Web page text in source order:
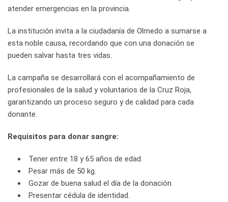
atender emergencias en la provincia.
La institución invita a la ciudadanía de Olmedo a sumarse a
esta noble causa, recordando que con una donación se
pueden salvar hasta tres vidas.
La campaña se desarrollará con el acompañamiento de
profesionales de la salud y voluntarios de la Cruz Roja,
garantizando un proceso seguro y de calidad para cada
donante.
Requisitos para donar sangre:
Tener entre 18 y 65 años de edad.
Pesar más de 50 kg.
Gozar de buena salud el día de la donación.
Presentar cédula de identidad.